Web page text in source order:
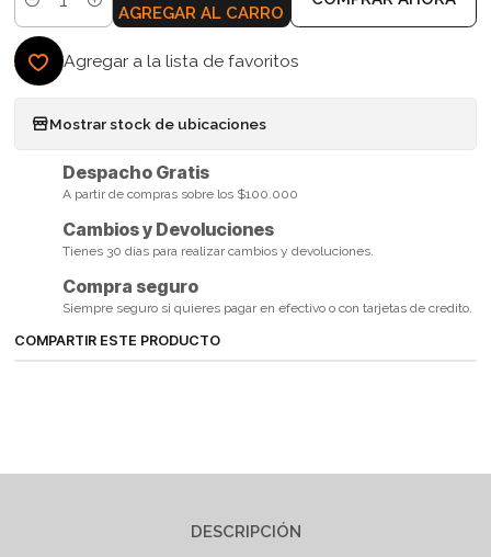
Cantidad AGREGAR AL CARRO
Agregar a la lista de favoritos
Mostrar stock de ubicaciones
Despacho Gratis
A partir de compras sobre los $100.000
Cambios y Devoluciones
Tienes 30 días para realizar cambios y devoluciones.
Compra seguro
Siempre seguro si quieres pagar en efectivo o con tarjetas de credito.
COMPARTIR ESTE PRODUCTO
DESCRIPCIÓN